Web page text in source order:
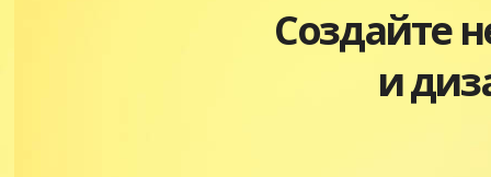
Создайте
и